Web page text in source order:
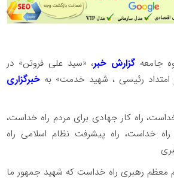
جامعه گزارش خبر، «سید علی فروتن» در
امتداد رئیسی ، شهید خدمت» بهخبرگزاری
راه کار جهادی برای مردم راه خداست،
راه خداست، راه پیشرفت نظام اسلامی راه
معظم رهبری راه خداست که شهید جمهور ما